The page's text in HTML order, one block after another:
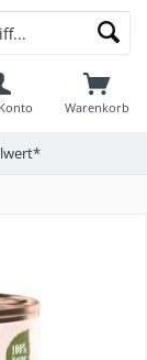
Warenkorb